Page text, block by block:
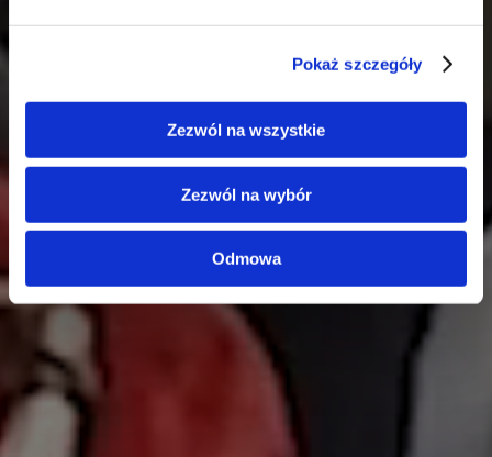
Pokaż szczegóły
Zezwól na wszystkie
Zezwól na wybór
Odmowa